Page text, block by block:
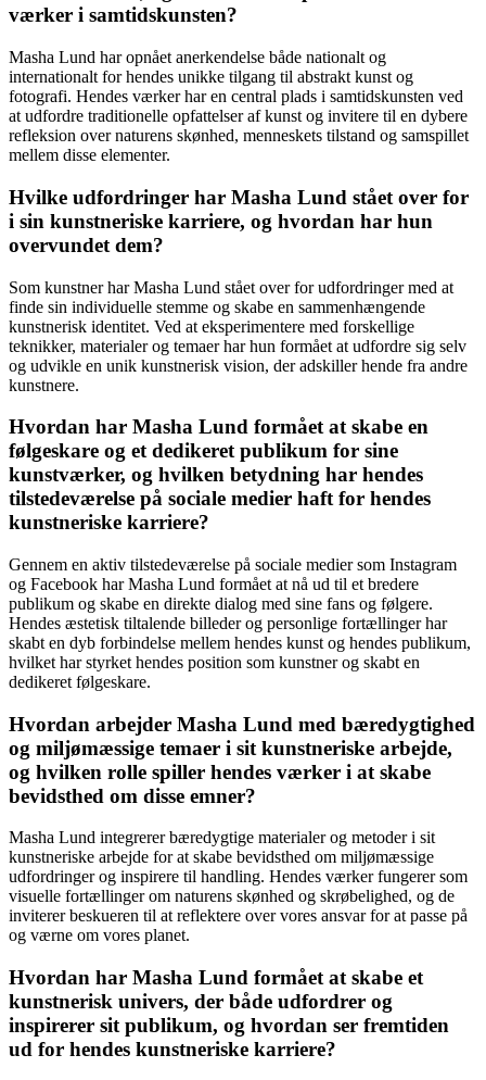
værker i samtidskunsten?
Masha Lund har opnået anerkendelse både nationalt og
internationalt for hendes unikke tilgang til abstrakt kunst og
fotografi. Hendes værker har en central plads i samtidskunsten ved
at udfordre traditionelle opfattelser af kunst og invitere til en dybere
refleksion over naturens skønhed, menneskets tilstand og samspillet
mellem disse elementer.
Hvilke udfordringer har Masha Lund stået over for
i sin kunstneriske karriere, og hvordan har hun
overvundet dem?
Som kunstner har Masha Lund stået over for udfordringer med at
finde sin individuelle stemme og skabe en sammenhængende
kunstnerisk identitet. Ved at eksperimentere med forskellige
teknikker, materialer og temaer har hun formået at udfordre sig selv
og udvikle en unik kunstnerisk vision, der adskiller hende fra andre
kunstnere.
Hvordan har Masha Lund formået at skabe en
følgeskare og et dedikeret publikum for sine
kunstværker, og hvilken betydning har hendes
tilstedeværelse på sociale medier haft for hendes
kunstneriske karriere?
Gennem en aktiv tilstedeværelse på sociale medier som Instagram
og Facebook har Masha Lund formået at nå ud til et bredere
publikum og skabe en direkte dialog med sine fans og følgere.
Hendes æstetisk tiltalende billeder og personlige fortællinger har
skabt en dyb forbindelse mellem hendes kunst og hendes publikum,
hvilket har styrket hendes position som kunstner og skabt en
dedikeret følgeskare.
Hvordan arbejder Masha Lund med bæredygtighed
og miljømæssige temaer i sit kunstneriske arbejde,
og hvilken rolle spiller hendes værker i at skabe
bevidsthed om disse emner?
Masha Lund integrerer bæredygtige materialer og metoder i sit
kunstneriske arbejde for at skabe bevidsthed om miljømæssige
udfordringer og inspirere til handling. Hendes værker fungerer som
visuelle fortællinger om naturens skønhed og skrøbelighed, og de
inviterer beskueren til at reflektere over vores ansvar for at passe på
og værne om vores planet.
Hvordan har Masha Lund formået at skabe et
kunstnerisk univers, der både udfordrer og
inspirerer sit publikum, og hvordan ser fremtiden
ud for hendes kunstneriske karriere?